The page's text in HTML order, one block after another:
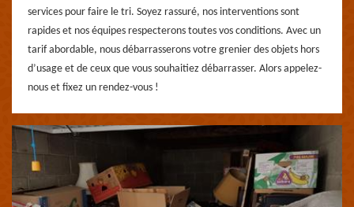
services pour faire le tri. Soyez rassuré, nos interventions sont
rapides et nos équipes respecterons toutes vos conditions. Avec un
tarif abordable, nous débarrasserons votre grenier des objets hors
d’usage et de ceux que vous souhaitiez débarrasser. Alors appelez-
nous et fixez un rendez-vous !